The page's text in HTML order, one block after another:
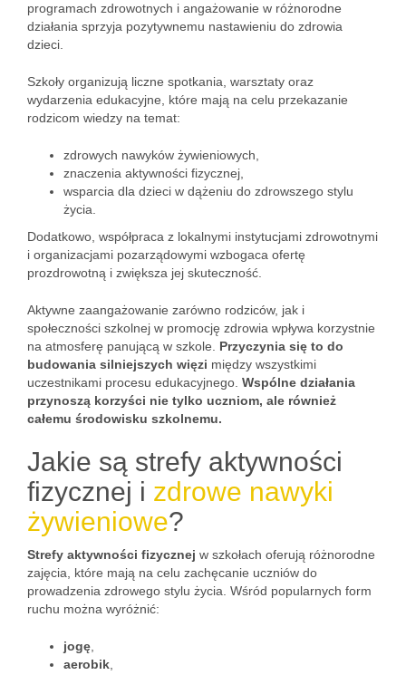
programach zdrowotnych i angażowanie w różnorodne
działania sprzyja pozytywnemu nastawieniu do zdrowia
dzieci.
Szkoły organizują liczne spotkania, warsztaty oraz
wydarzenia edukacyjne, które mają na celu przekazanie
rodzicom wiedzy na temat:
zdrowych nawyków żywieniowych,
znaczenia aktywności fizycznej,
wsparcia dla dzieci w dążeniu do zdrowszego stylu
życia.
Dodatkowo, współpraca z lokalnymi instytucjami zdrowotnymi
i organizacjami pozarządowymi wzbogaca ofertę
prozdrowotną i zwiększa jej skuteczność.
Aktywne zaangażowanie zarówno rodziców, jak i
społeczności szkolnej w promocję zdrowia wpływa korzystnie
na atmosferę panującą w szkole. Przyczynia się to do
budowania silniejszych więzi między wszystkimi
uczestnikami procesu edukacyjnego. Wspólne działania
przynoszą korzyści nie tylko uczniom, ale również
całemu środowisku szkolnemu.
Jakie są strefy aktywności
fizycznej i zdrowe nawyki
żywieniowe?
Strefy aktywności fizycznej w szkołach oferują różnorodne
zajęcia, które mają na celu zachęcanie uczniów do
prowadzenia zdrowego stylu życia. Wśród popularnych form
ruchu można wyróżnić:
jogę
aerobik